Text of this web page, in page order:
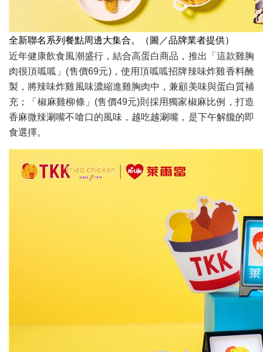
全新聯名系列餐點周邊大集合。（圖／品牌業者提供）
近年健康飲食風潮盛行，結合高蛋白商品，推出「這款雞胸
肉很頂呱呱」(售價69元)，使用頂呱呱招牌辣味炸雞香料醃
製，將辣味炸雞風味濃縮進雞胸肉中，兼顧美味與蛋白質補
充；「椒麻雞柳條」(售價49元)則採用獨家椒麻比例，打造
香麻微辣涮嘴不嗆口的風味，越吃越涮嘴，是下午解饞的即
食選擇。